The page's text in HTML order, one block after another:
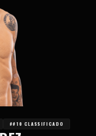
##10 CLASSIFICADO